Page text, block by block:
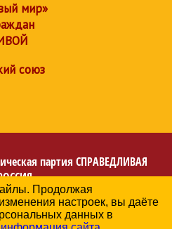
мир»
союз
партия СПРАВЕДЛИВАЯ
партии в Архангельской
области
2026
Продолжая
настроек, вы даёте
данных в